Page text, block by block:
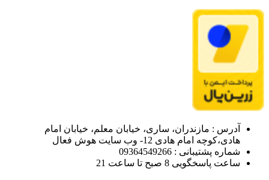
آدرس : مازندران، ساری، خیابان معلم، خیابان امام
هادی،کوچه امام هادی 12- وب سایت هوش فعال
شماره پشتیبانی : 09364549266
ساعت پاسخگویی 8 صبح تا ساعت 21